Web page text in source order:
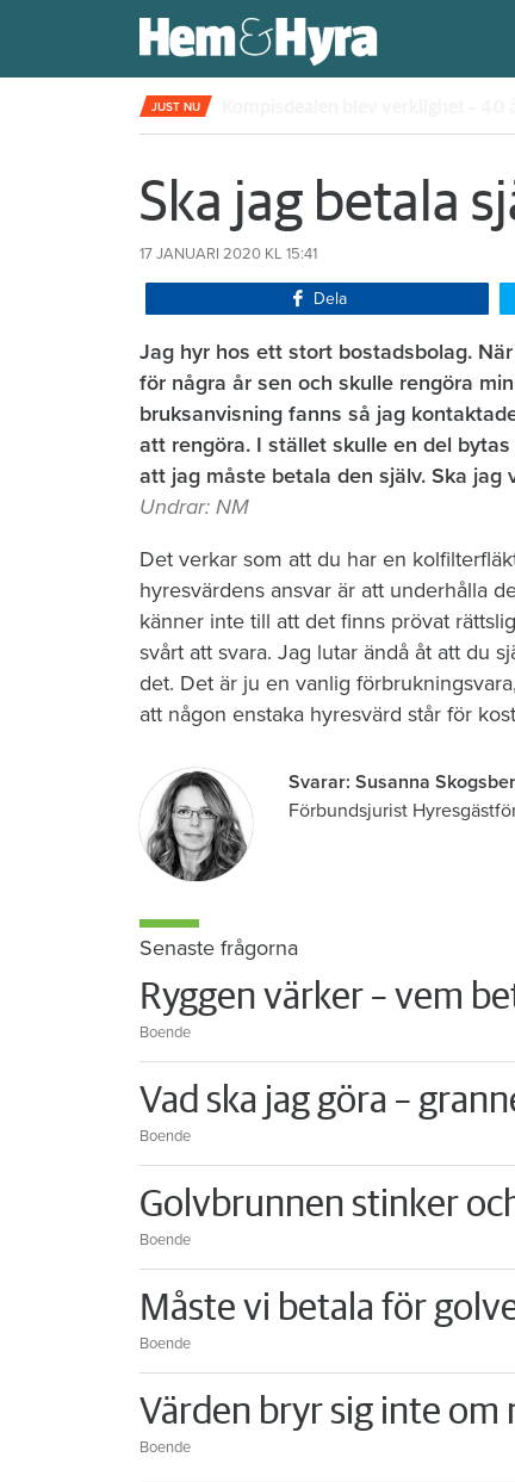
JUST NU
Ska jag betala
17 JANUARI 2020 KL 15:41
Dela
Jag hyr hos ett stort bostadsbolag.
för några år sen och skulle rengöra
bruksanvisning fanns så jag
att rengöra. I stället skulle en del
att jag måste betala den själv. Ska jag
Undrar: NM
Det verkar som att du har en
hyresvärdens ansvar är att underhålla
känner inte till att det finns prövat
svårt att svara. Jag lutar ändå åt att du
det. Det är ju en vanlig
att någon enstaka hyresvärd står för
Svarar: Susanna
Förbundsjurist
Senaste frågorna
Ryggen värker – vem
Boende
Vad ska jag göra –
Boende
Golvbrunnen stinker
Boende
Måste vi betala för
Boende
Värden bryr sig inte om
Boende